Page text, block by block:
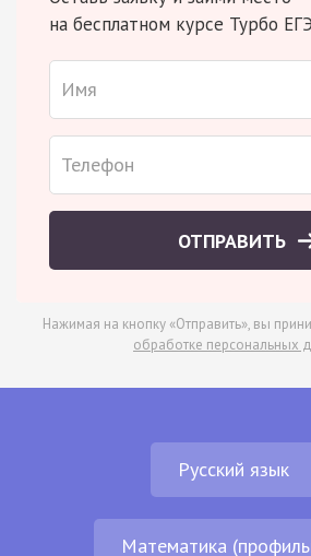
на бесплатном курсе Турбо ЕГЭ
ОТПРАВИТЬ
Нажимая на кнопку «Отправить», вы
обработке персональных
Русский язык
Математика